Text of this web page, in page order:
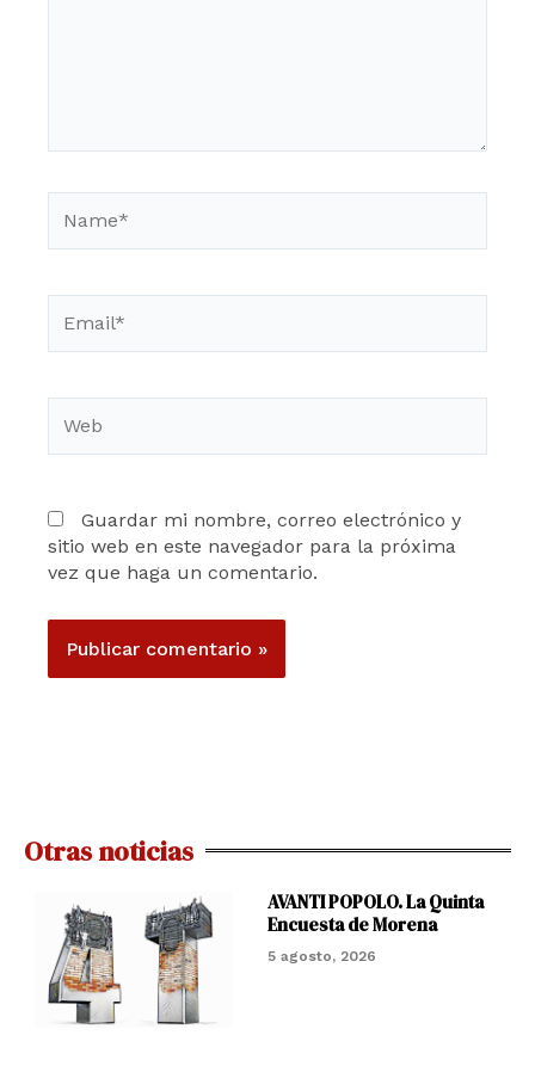
Guardar mi nombre, correo electrónico y
sitio web en este navegador para la próxima
vez que haga un comentario.
Otras noticias
AVANTI POPOLO. La Quinta
Encuesta de Morena
5 agosto, 2026